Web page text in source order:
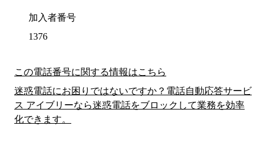
加入者番号
1376
この電話番号に関する情報はこちら
迷惑電話にお困りではないですか？電話自動応答サービ
ス アイブリーなら迷惑電話をブロックして業務を効率
化できます。